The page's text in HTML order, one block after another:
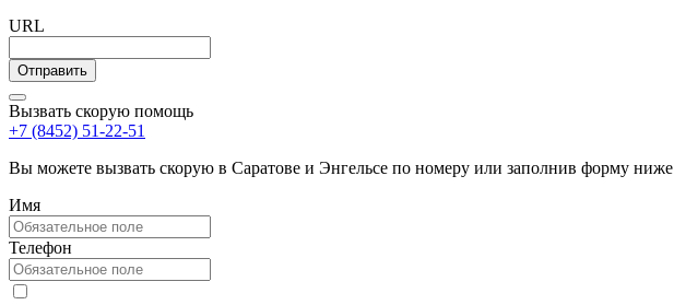
URL
Вызвать скорую помощь
+7 (8452) 51-22-51
Вы можете вызвать скорую в Саратове и Энгельсе по номеру или заполнив форму ниже
Имя
Телефон